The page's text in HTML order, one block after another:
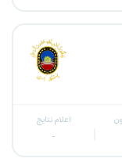
اعلام نتایج
-